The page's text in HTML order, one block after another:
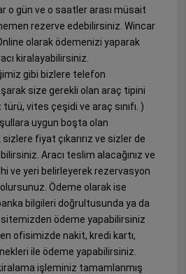
o gün ve o saatler arası müsait
rezerve edebilirsiniz. Wincar
olarak ödemenizi yaparak
kiralayabilirsiniz.
gibi bizlere telefon
size gerekli olan araç tipini
vites çeşidi ve araç sınıfı. )
uygun boşta olan
sizlere fiyat çıkarırız ve sizler de
Aracı teslim alacağınız ve
ve yeri belirleyerek rezervasyon
Ödeme olarak ise
bilgileri doğrultusunda ya da
ödeme yapabilirsiniz
ofisimizde nakit, kredi kartı,
ile ödeme yapabilirsiniz.
işleminiz tamamlanmış